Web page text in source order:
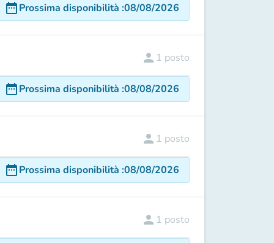
date_rangeProssima disponibilità :08/08/2026
person 1 posto
date_rangeProssima disponibilità :08/08/2026
person 1 posto
date_rangeProssima disponibilità :08/08/2026
person 1 posto